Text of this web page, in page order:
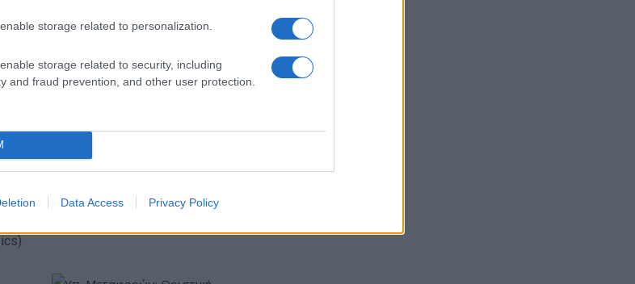
storage related to personalization.
storage related to security, including
and fraud prevention, and other user protection.
Data Access Privacy Policy
Νέο Audi A2 e-tron με στόχο